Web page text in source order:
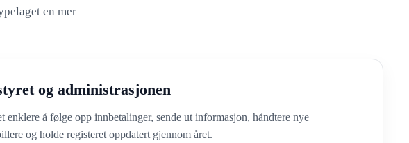
en mer
og administrasjonen
enklere å følge opp innbetalinger, sende ut informasjon, håndtere nye
og holde registeret oppdatert gjennom året.